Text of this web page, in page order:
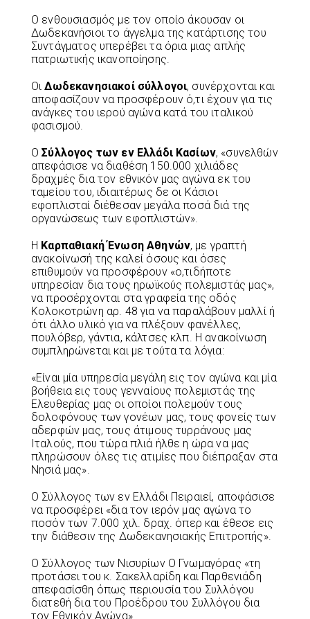
Ο ενθουσιασμός με τον οποίο άκουσαν οι
Δωδεκανήσιοι το άγγελμα της κατάρτισης του
Συντάγματος υπερέβει τα όρια μιας απλής
πατριωτικής ικανοποίησης.
ΟιΔωδεκανησιακοί σύλλογοι, συνέρχονται και
αποφασίζουν να προσφέρουν ό,τι έχουν για τις
ανάγκες του ιερού αγώνα κατά του ιταλικού
φασισμού.
ΟΣύλλογος των εν Ελλάδι Κασίων, «συνελθών
απεφάσισε να διαθέση 150.000 χιλιάδες
δραχμές δια τον εθνικόν μας αγώνα εκ του
ταμείου του, ιδιαιτέρως δε οι Κάσιοι
εφοπλισταί διέθεσαν μεγάλα ποσά διά της
οργανώσεως των εφοπλιστών».
Η Καρπαθιακή Ένωση Αθηνών, με γραπτή
ανακοίνωσή της καλεί όσους και όσες
επιθυμούν να προσφέρουν «ο,τιδήποτε
υπηρεσίαν δια τους ηρωϊκούς πολεμιστάς μας»,
να προσέρχονται στα γραφεία της οδός
Κολοκοτρώνη αρ. 48 για να παραλάβουν μαλλί ή
ότι άλλο υλικό για να πλέξουν φανέλλες,
πουλόβερ, γάντια, κάλτσες κλπ. Η ανακοίνωση
συμπληρώνεται και με τούτα τα λόγια:
«Είναι μία υπηρεσία μεγάλη εις τον αγώνα και μία
βοήθεια εις τους γενναίους πολεμιστάς της
Ελευθερίας μας οι οποίοι πολεμούν τους
δολοφόνους των γονέων μας, τους φονείς των
αδερφών μας, τους άτιμους τυρράνους μας
Ιταλούς, που τώρα πλιά ήλθε η ώρα να μας
πληρώσουν όλες τις ατιμίες που διέπραξαν στα
Νησιά μας».
Ο Σύλλογος των εν Ελλάδι Πειραιεί, αποφάσισε
να προσφέρει «δια τον ιερόν μας αγώνα το
ποσόν των 7.000 χιλ. δραχ. όπερ και έθεσε εις
την διάθεσιν της Δωδεκανησιακής Επιτροπής».
Ο Σύλλογος των Νισυρίων Ο Γνωμαγόρας «τη
προτάσει του κ. Σακελλαρίδη και Παρθενιάδη
απεφασίσθη όπως περιουσία του Συλλόγου
διατεθή δια του Προέδρου του Συλλόγου δια
τον Εθνικόν Αγώνα».